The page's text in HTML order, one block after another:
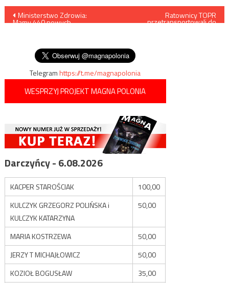
Nawigacja
Ministerstwo Zdrowia:
Mamy 440 nowych
Ratownicy TOPR
przetransportowali do
Telegramhttps://t.me/magnapolonia
WESPRZYJ PROJEKT MAGNA POLONIA
Darczyńcy - 6.08.2026
KACPER STAROŚCIAK
100,00
KULCZYK GRZEGORZ POLIŃSKA i
KULCZYK KATARZYNA
50,00
MARIA KOSTRZEWA
50,00
JERZY T MICHAJŁOWICZ
50,00
KOZIOŁ BOGUSŁAW
35,00